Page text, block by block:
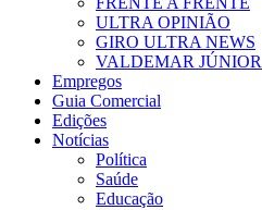
ULTRA OPINIÃO
GIRO ULTRA NEWS
VALDEMAR JÚNIOR
Empregos
Guia Comercial
Edições
Notícias
Política
Saúde
Educação